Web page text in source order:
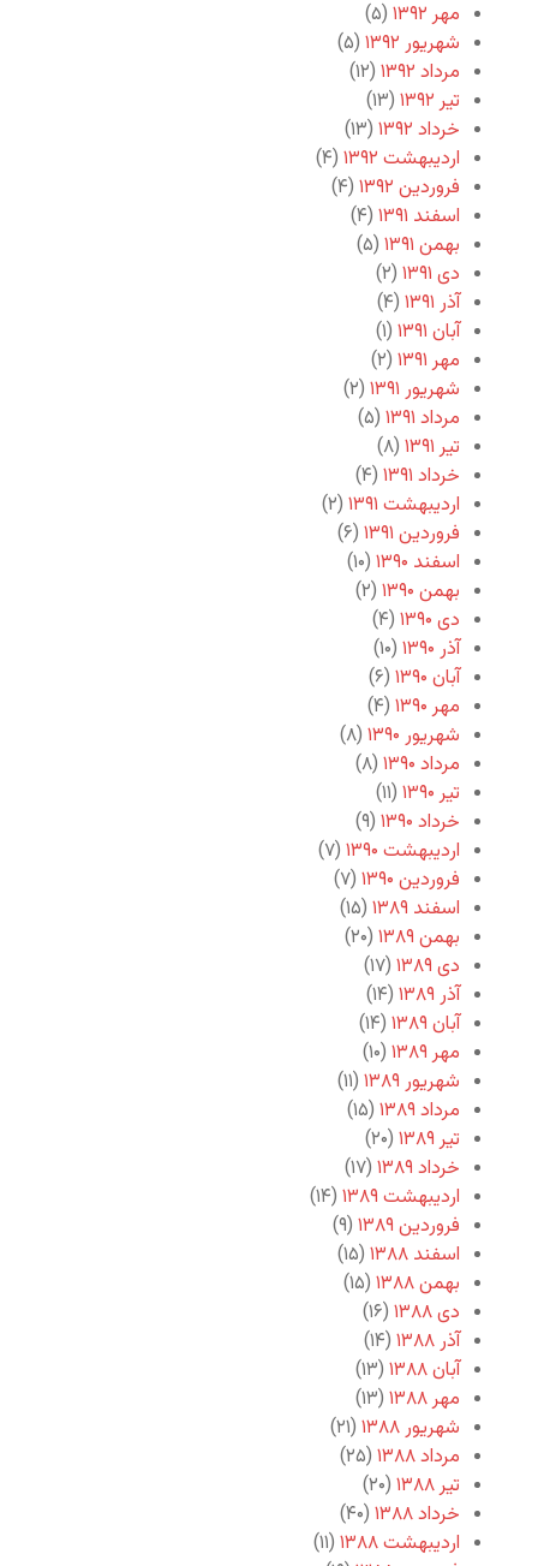
مهر ۱۳۹۲
(۵)
شهریور ۱۳۹۲
(۵)
مرداد ۱۳۹۲
(۱۲)
تیر ۱۳۹۲
(۱۳)
خرداد ۱۳۹۲
(۱۳)
اردیبهشت ۱۳۹۲
(۴)
فروردین ۱۳۹۲
(۴)
اسفند ۱۳۹۱
(۴)
بهمن ۱۳۹۱
(۵)
دی ۱۳۹۱
(۲)
آذر ۱۳۹۱
(۴)
آبان ۱۳۹۱
(۱)
مهر ۱۳۹۱
(۲)
شهریور ۱۳۹۱
(۲)
مرداد ۱۳۹۱
(۵)
تیر ۱۳۹۱
(۸)
خرداد ۱۳۹۱
(۴)
اردیبهشت ۱۳۹۱
(۲)
فروردین ۱۳۹۱
(۶)
اسفند ۱۳۹۰
(۱۰)
بهمن ۱۳۹۰
(۲)
دی ۱۳۹۰
(۴)
آذر ۱۳۹۰
(۱۰)
آبان ۱۳۹۰
(۶)
مهر ۱۳۹۰
(۴)
شهریور ۱۳۹۰
(۸)
مرداد ۱۳۹۰
(۸)
تیر ۱۳۹۰
(۱۱)
خرداد ۱۳۹۰
(۹)
اردیبهشت ۱۳۹۰
(۷)
فروردین ۱۳۹۰
(۷)
اسفند ۱۳۸۹
(۱۵)
بهمن ۱۳۸۹
(۲۰)
دی ۱۳۸۹
(۱۷)
آذر ۱۳۸۹
(۱۴)
آبان ۱۳۸۹
(۱۴)
مهر ۱۳۸۹
(۱۰)
شهریور ۱۳۸۹
(۱۱)
مرداد ۱۳۸۹
(۱۵)
تیر ۱۳۸۹
(۲۰)
خرداد ۱۳۸۹
(۱۷)
اردیبهشت ۱۳۸۹
(۱۴)
فروردین ۱۳۸۹
(۹)
اسفند ۱۳۸۸
(۱۵)
بهمن ۱۳۸۸
(۱۵)
دی ۱۳۸۸
(۱۶)
آذر ۱۳۸۸
(۱۴)
آبان ۱۳۸۸
(۱۳)
مهر ۱۳۸۸
(۱۳)
شهریور ۱۳۸۸
(۲۱)
مرداد ۱۳۸۸
(۲۵)
تیر ۱۳۸۸
(۲۰)
خرداد ۱۳۸۸
(۴۰)
اردیبهشت ۱۳۸۸
(۱۱)